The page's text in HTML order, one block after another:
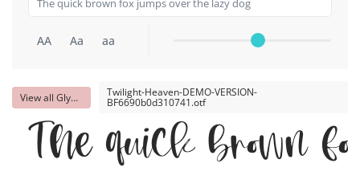
AA Aa aa
View all Glyphs Twilight-Heaven-DEMO-VERSION-
BF6690b0d310741.otf
The quick brown